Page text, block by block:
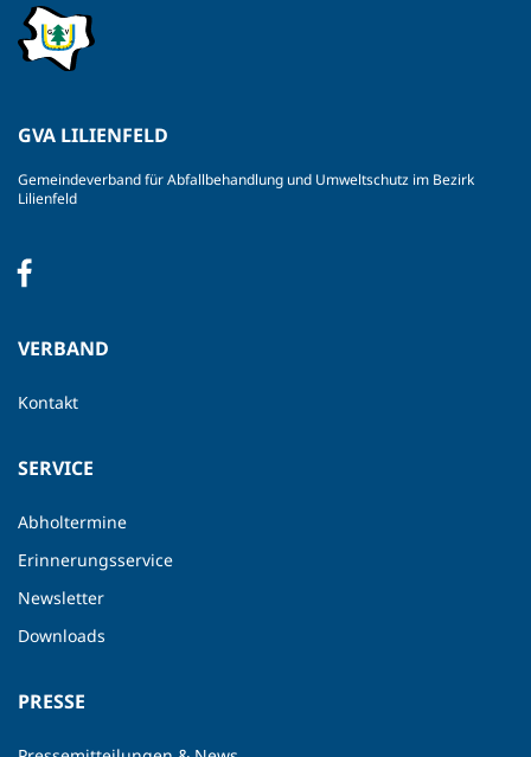
GVA LILIENFELD
Gemeindeverband für Abfallbehandlung und Umweltschutz im Bezirk
Lilienfeld
VERBAND
Kontakt
SERVICE
Abholtermine
Erinnerungsservice
Newsletter
Downloads
PRESSE